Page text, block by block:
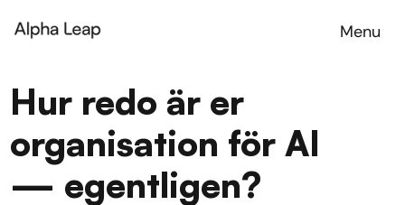
Menu
Hur redo är er
organisation för AI
— egentligen?